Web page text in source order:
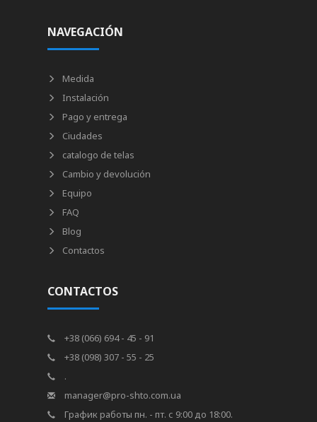
NAVEGACIÓN
Medida
Instalación
Pago y entrega
Ciudades
catalogo de telas
Cambio y devolución
Equipo
FAQ
Blog
Contactos
CONTACTOS
+38 (066) 694 - 45 - 91
+38 (098) 307 - 55 - 25
.
manager@pro-shto.com.ua
График работы пн. - пт. с 9:00 до 18:00.